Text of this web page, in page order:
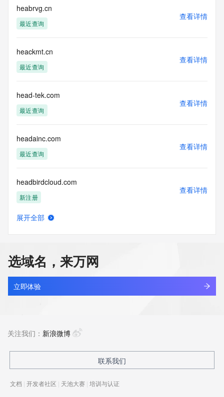
heabrvg.cn
最近查询
查看详情
heackmt.cn
最近查询
查看详情
head-tek.com
最近查询
查看详情
headainc.com
最近查询
查看详情
headbirdcloud.com
新注册
查看详情
headhunter.cn
最近查询
查看详情
最近查询
展开全部
选域名，来万网
立即体验
关注我们： 新浪微博
联系我们
文档 | 开发者社区 | 天池大赛 | 培训与认证